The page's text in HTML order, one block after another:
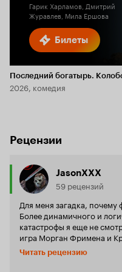
Билеты
Гарик Харламов, Дмитрий
Журавлев, Мила Ершова
Последний богатырь.
2026, комедия
Рецензии
JasonXXX
59 рецензий
Для меня загадка, почему
Более динамичного и
катастрофы я еще не
игра Морган Фримена и
Сценарист, композитор и
достойны высших похвал. Странно, очень
Читать рецензию